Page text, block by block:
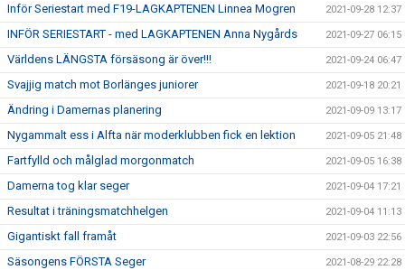
Inför Seriestart med F19-LAGKAPTENEN Linnea Mogren 2021-09-28 12:37
INFÖR SERIESTART - med LAGKAPTENEN Anna Nygårds 2021-09-27 06:15
Världens LÄNGSTA försäsong är över!!! 2021-09-24 06:47
Svajjig match mot Borlänges juniorer 2021-09-18 20:21
Ändring i Damernas planering 2021-09-09 13:17
Nygammalt ess i Alfta när moderklubben fick en lektion 2021-09-05 21:48
Fartfylld och målglad morgonmatch 2021-09-05 16:38
Damerna tog klar seger 2021-09-04 17:21
Resultat i träningsmatchhelgen 2021-09-04 11:13
Gigantiskt fall framåt 2021-09-03 22:56
Säsongens FÖRSTA Seger 2021-08-29 22:28